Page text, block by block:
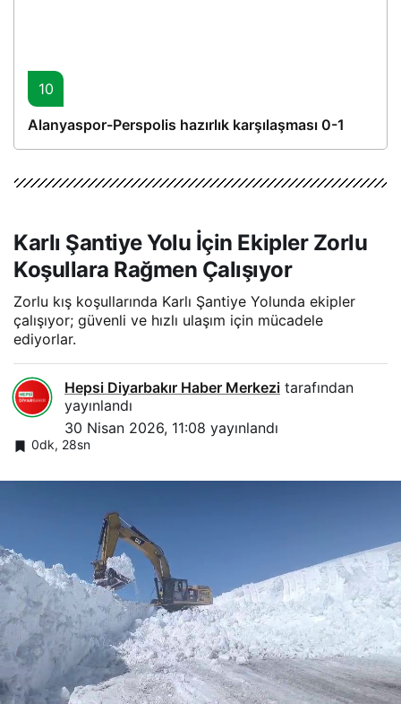
10
Alanyaspor-Perspolis hazırlık karşılaşması 0-1
Karlı Şantiye Yolu İçin Ekipler Zorlu
Koşullara Rağmen Çalışıyor
Zorlu kış koşullarında Karlı Şantiye Yolunda ekipler
çalışıyor; güvenli ve hızlı ulaşım için mücadele
ediyorlar.
Hepsi Diyarbakır Haber Merkezi tarafından
yayınlandı
30 Nisan 2026, 11:08 yayınlandı
0dk, 28sn